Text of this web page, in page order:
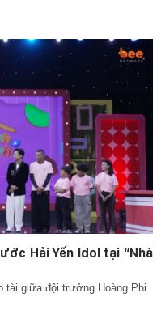
Hải Yến Idol tại “Nhà
tài giữa đội trưởng Hoàng Phi